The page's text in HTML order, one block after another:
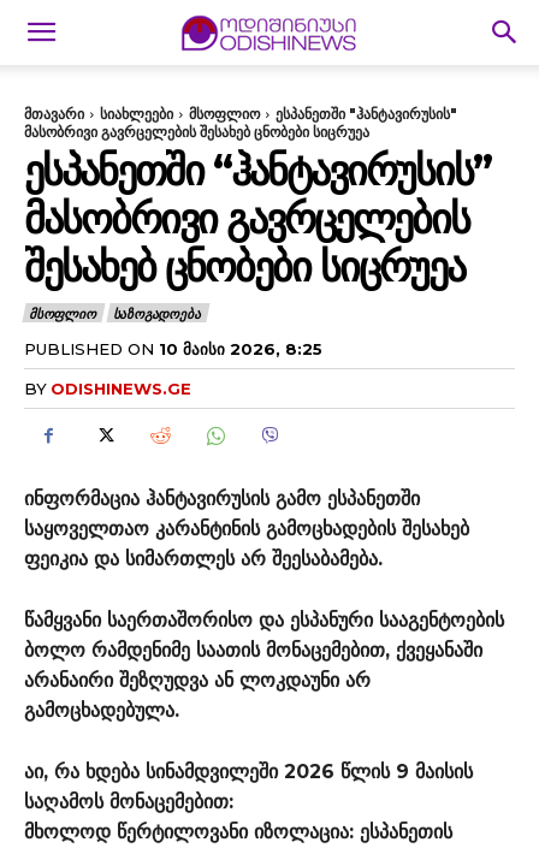
მთავარი სიახლეები მსოფლიო
ესპანეთში "ჰანტავირუსის"
მასობრივი გავრცელების შესახებ ცნობები სიცრუეა
ᲔᲡᲞᲐᲜᲔᲗᲨᲘ “ᲰᲐᲜᲢᲐᲕᲘᲠᲣᲡᲘᲡ”
ᲛᲐᲡᲝᲑᲠᲘᲕᲘ ᲒᲐᲕᲠᲪᲔᲚᲔᲑᲘᲡ
ᲨᲔᲡᲐᲮᲔᲑ ᲪᲜᲝᲑᲔᲑᲘ ᲡᲘᲪᲠᲣᲔᲐ
ᲛᲡᲝᲤᲚᲘᲝ ᲡᲐᲖᲝᲒᲐᲓᲝᲔᲑᲐ
PUBLISHED ON 10 ᲛᲐᲘᲡᲘ 2026, 8:25
BY ODISHINEWS.GE
ინფორმაცია ჰანტავირუსის გამო ესპანეთში
საყოველთაო კარანტინის გამოცხადების შესახებ
ფეიკია და სიმართლეს არ შეესაბამება.
წამყვანი საერთაშორისო და ესპანური სააგენტოების
ბოლო რამდენიმე საათის მონაცემებით, ქვეყანაში
არანაირი შეზღუდვა ან ლოკდაუნი არ
გამოცხადებულა.
აი, რა ხდება სინამდვილეში 2026 წლის 9 მაისის
საღამოს მონაცემებით:
მხოლოდ წერტილოვანი იზოლაცია: ესპანეთის